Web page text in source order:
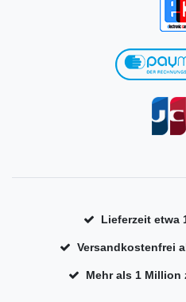
Lieferzeit etwa
Versandkostenfrei
Mehr als 1 Million